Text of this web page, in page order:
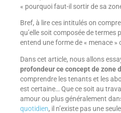
« pourquoi faut-il sortir de sa
Bref, à lire ces intitulés on
qu’elle soit composée de termes
entend une forme de « menace »
Dans cet article, nous allons
profondeur ce concept de zone
comprendre les tenants et les
est certaine… Que ce soit au
amour ou plus généralement
quotidien, il n’existe pas une